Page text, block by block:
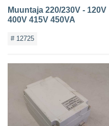
Muuntaja 220/230V - 120V
400V 415V 450VA
# 12725